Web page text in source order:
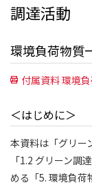
調達活動
環境負荷物質
付属資料 環境
＜はじめに＞
本資料は「グリー
「1.2 グリーン調
める「5. 環境負荷